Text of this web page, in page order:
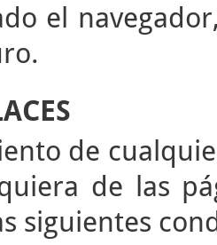
el
de
de las
siguientes